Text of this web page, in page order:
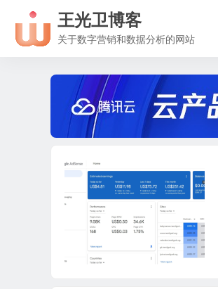
王光卫博客
关于数字营销和数据分析的网站